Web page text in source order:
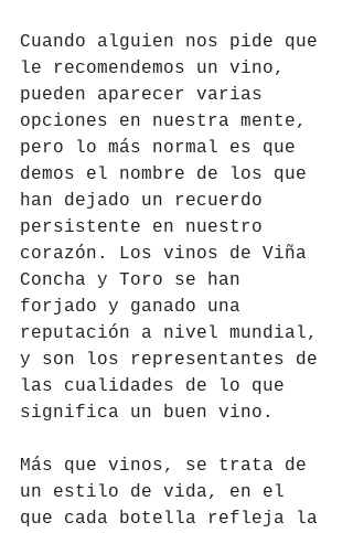
Cuando alguien nos pide que
le recomendemos un vino,
pueden aparecer varias
opciones en nuestra mente,
pero lo más normal es que
demos el nombre de los que
han dejado un recuerdo
persistente en nuestro
corazón. Los vinos de Viña
Concha y Toro se han
forjado y ganado una
reputación a nivel mundial,
y son los representantes de
las cualidades de lo que
significa un buen vino.
Más que vinos, se trata de
un estilo de vida, en el
que cada botella refleja la